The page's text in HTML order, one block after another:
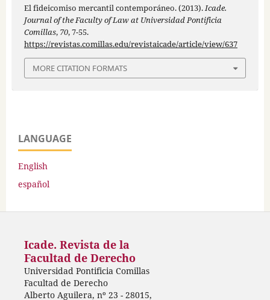
El fideicomiso mercantil contemporáneo. (2013).Icade.
Journal of the Faculty of Law at Universidad Pontificia
Comillas, 70, 7-55.
https://revistas.comillas.edu/revistaicade/article/view/637
MORE CITATION FORMATS
LANGUAGE
English
español
Icade. Revista de la
Facultad de Derecho
Universidad Pontificia Comillas
Facultad de Derecho
Alberto Aguilera, nº 23 - 28015,